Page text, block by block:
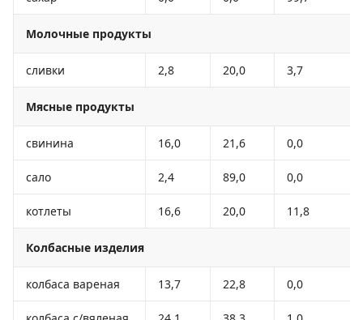
Молочные продукты
сливки 2,8 20,0 3,7
Мясные продукты
свинина 16,0 21,6 0,0
сало 2,4 89,0 0,0
котлеты 16,6 20,0 11,8
Колбасные изделия
колбаса вареная 13,7 22,8 0,0